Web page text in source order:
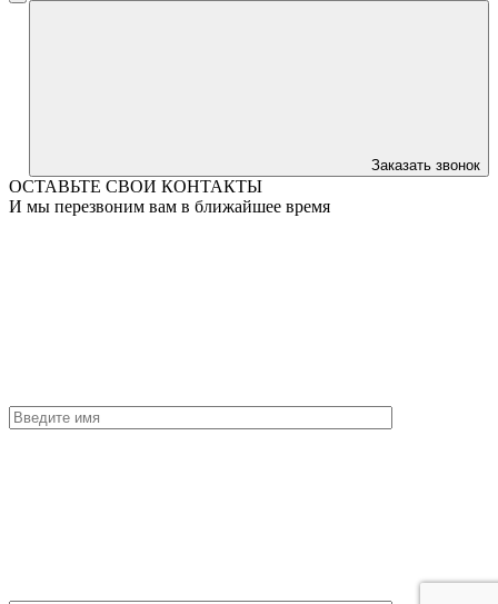
Заказать звонок
ОСТАВЬТЕ СВОИ КОНТАКТЫ
И мы перезвоним вам в ближайшее время